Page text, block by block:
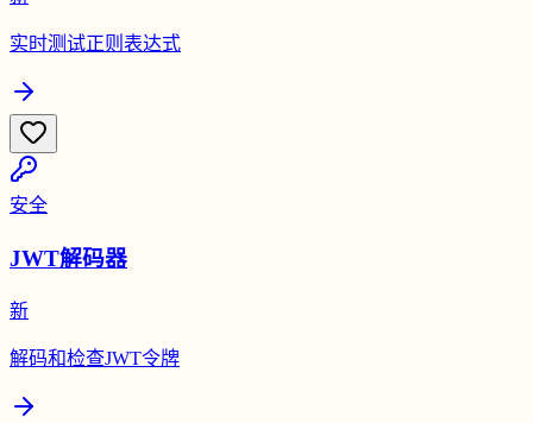
实时测试正则表达式
安全
JWT解码器
新
解码和检查JWT令牌